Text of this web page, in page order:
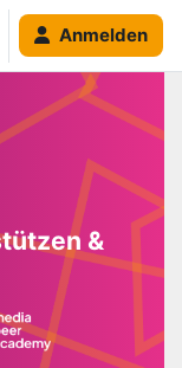
Anmelden
&